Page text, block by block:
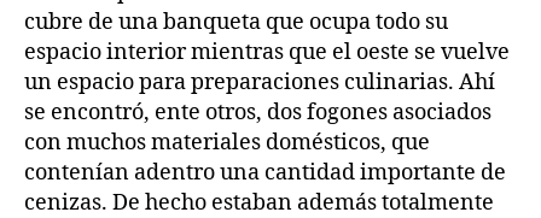
cubre de una banqueta que ocupa todo su
espacio interior mientras que el oeste se vuelve
un espacio para preparaciones culinarias. Ahí
se encontró, ente otros, dos fogones asociados
con muchos materiales domésticos, que
contenían adentro una cantidad importante de
cenizas. De hecho estaban además totalmente